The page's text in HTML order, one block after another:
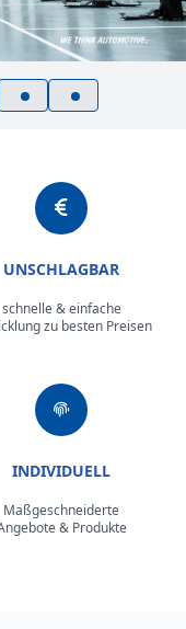
UNSCHLAGBAR
schnelle & einfache
zu besten Preisen
INDIVIDUELL
Maßgeschneiderte
& Produkte